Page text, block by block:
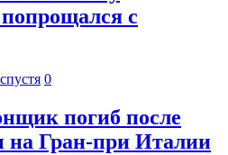
с
0
погиб после
на Гран-при Италии